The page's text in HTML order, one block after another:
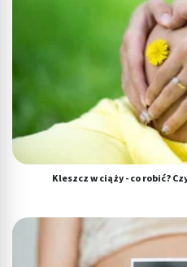
Kleszcz w ciąży - co robić?